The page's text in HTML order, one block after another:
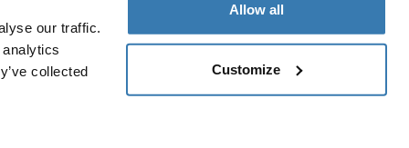
our traffic.
collected
Allow all
Customize
Politique de cookies Paramètres des cookies